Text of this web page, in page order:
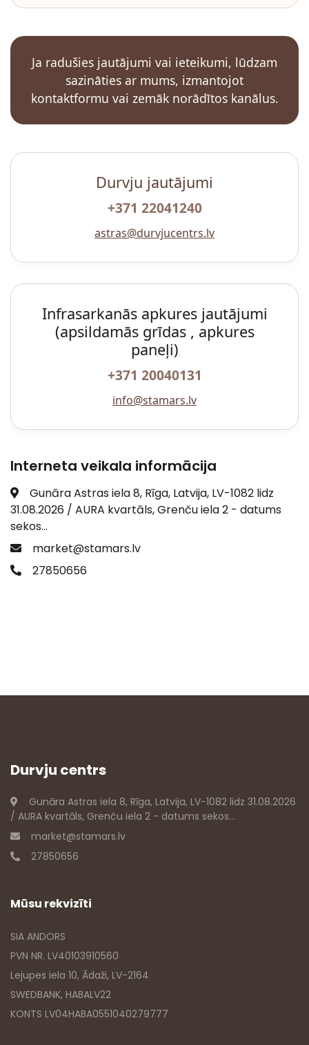
Ja radušies jautājumi vai ieteikumi, lūdzam
sazināties ar mums, izmantojot
kontaktformu vai zemāk norādītos kanālus.
Durvju jautājumi
+371 22041240
astras@durvjucentrs.lv
Infrasarkanās apkures jautājumi
(apsildamās grīdas , apkures
paneļi)
+371 20040131
info@stamars.lv
Interneta veikala informācija
Gunāra Astras iela 8, Rīga, Latvija, LV-1082 lidz
31.08.2026 / AURA kvartāls, Grenču iela 2 - datums
sekos...
market@stamars.lv
27850656
Durvju centrs
Gunāra Astras iela 8, Rīga, Latvija, LV-1082 lidz 31.08.2026
/ AURA kvartāls, Grenču iela 2 - datums sekos...
market@stamars.lv
27850656
Mūsu rekvizīti
SIA ANDORS
PVN NR. LV40103910560
Lejupes iela 10, Ādaži, LV-2164
SWEDBANK, HABALV22
KONTS LV04HABA0551040279777